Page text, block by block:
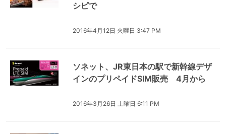
シピで
2016年4月12日 火曜日 3:47 PM
ソネット、JR東日本の駅で新幹線デザ
インのプリペイドSIM販売 4月から
2016年3月26日 土曜日 6:11 PM